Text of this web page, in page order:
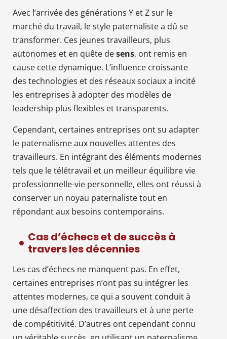
Avec l’arrivée des générations Y et Z sur le
marché du travail, le style paternaliste a dû se
transformer. Ces jeunes travailleurs, plus
autonomes et en quête desens, ont remis en
cause cette dynamique. L’influence croissante
des technologies et des réseaux sociaux a incité
les entreprises à adopter des modèles de
leadership plus flexibles et transparents.
Cependant, certaines entreprises ont su adapter
le paternalisme aux nouvelles attentes des
travailleurs. En intégrant des éléments modernes
tels que le télétravail et un meilleur équilibre vie
professionnelle-vie personnelle, elles ont réussi à
conserver un noyau paternaliste tout en
répondant aux besoins contemporains.
Cas d’échecs et de succès à
travers les décennies
Les cas d’échecs ne manquent pas. En effet,
certaines entreprises n’ont pas su intégrer les
attentes modernes, ce qui a souvent conduit à
une désaffection des travailleurs et à une perte
de compétitivité. D’autres ont cependant connu